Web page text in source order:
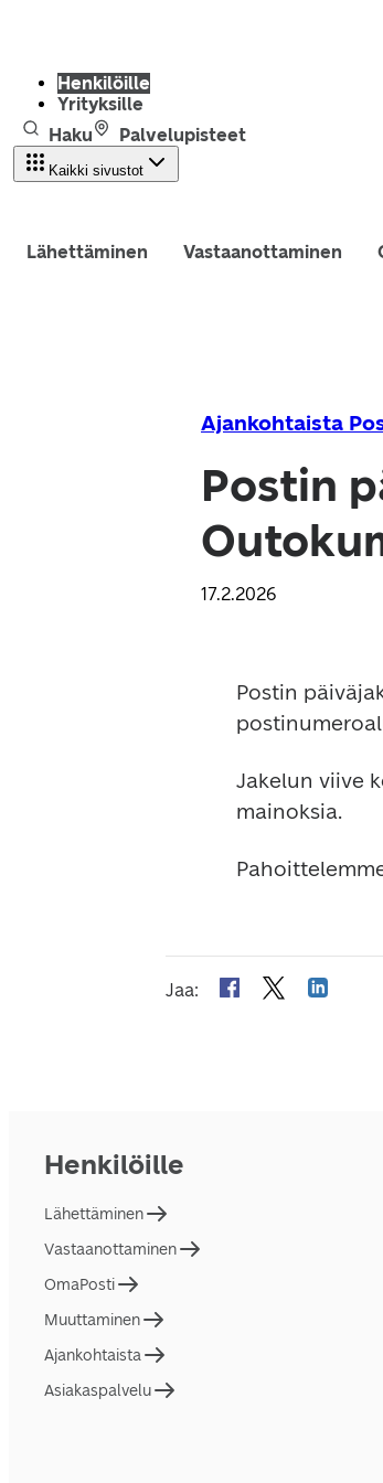
Henkilöille
Yrityksille
Haku
Palvelupisteet
Kaikki sivustot
Lähettäminen Vastaanottaminen
Ajankohtaista
Postin
17.2.2026
Postin
Jakelun viive
mainoksia.
Jaa:
Henkilöille
Lähettäminen
Vastaanottaminen
OmaPosti
Muuttaminen
Ajankohtaista
Asiakaspalvelu